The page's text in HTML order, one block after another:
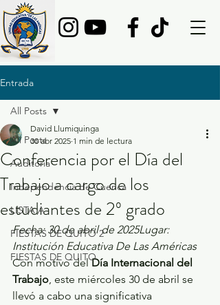
Entrada
All Posts
Auditoria
Independencia de Cuenca
LISTA A
FIESTAS DE QUITO 2
FIESTAS DE QUITO
All Posts
Conferencia por el Día del
Trabajo a cargo de los
estudiantes de 2º grado
David Llumiquinga
30 abr 2025 1 min de lectura
Fecha: 30 de abril de 2025Lugar:
Institución Educativa De Las Américas
Con motivo del Día Internacional del
Trabajo, este miércoles 30 de abril se
llevó a cabo una significativa